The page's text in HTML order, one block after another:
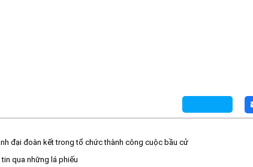
đại đoàn kết trong tổ chức thành công cuộc bầu cử
qua những lá phiếu